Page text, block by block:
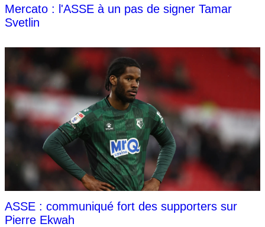
Mercato : l'ASSE à un pas de signer Tamar
Svetlin
ASSE : communiqué fort des supporters sur
Pierre Ekwah